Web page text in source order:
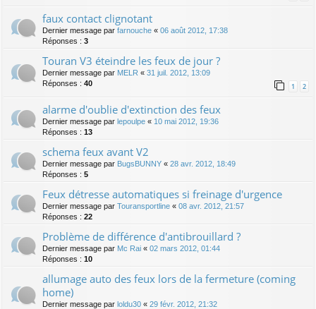
faux contact clignotant
Dernier message par farnouche « 06 août 2012, 17:38
Réponses : 3
Touran V3 éteindre les feux de jour ?
Dernier message par MELR « 31 juil. 2012, 13:09
Réponses : 40 1 2
alarme d'oublie d'extinction des feux
Dernier message par lepoulpe « 10 mai 2012, 19:36
Réponses : 13
schema feux avant V2
Dernier message par BugsBUNNY « 28 avr. 2012, 18:49
Réponses : 5
Feux détresse automatiques si freinage d'urgence
Dernier message par Touransportline « 08 avr. 2012, 21:57
Réponses : 22
Problème de différence d'antibrouillard ?
Dernier message par Mc Rai « 02 mars 2012, 01:44
Réponses : 10
allumage auto des feux lors de la fermeture (coming
home)
Dernier message par loldu30 « 29 févr. 2012, 21:32